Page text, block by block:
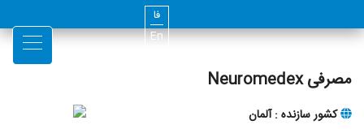
فا
En
مصرفی Neuromedex
کشور سازنده : آلمان